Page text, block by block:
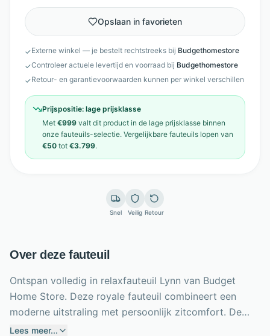
Opslaan in favorieten
✓Externe winkel — je bestelt rechtstreeks bij Budgethomestore
✓Controleer actuele levertijd en voorraad bij Budgethomestore
✓Retour- en garantievoorwaarden kunnen per winkel verschillen
Prijspositie: lage prijsklasse
Met €999 valt dit product in de lage prijsklasse binnen
onze fauteuils-selectie. Vergelijkbare fauteuils lopen van
€50 tot €3.799.
Snel Veilig Retour
Over deze fauteuil
Ontspan volledig in relaxfauteuil Lynn van Budget
Home Store. Deze royale fauteuil combineert een
moderne uitstraling met persoonlijk zitcomfort. De
zitting is gevuld met ondersteunend koudschuim,
Lees meer...